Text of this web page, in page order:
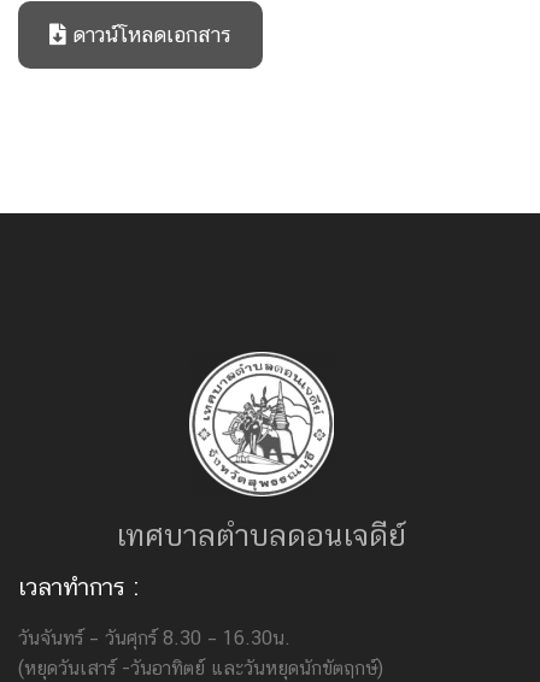
ดาวน์โหลดเอกสาร
เทศบาลตำบลดอนเจดีย์
เวลาทำการ :
วันจันทร์ – วันศุกร์ 8.30 – 16.30น.
(หยุดวันเสาร์ -วันอาทิตย์ และวันหยุดนักขัตฤกษ์)